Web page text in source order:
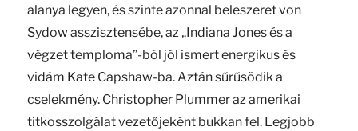
alanya legyen, és szinte azonnal beleszeret von
Sydow asszisztensébe, az „Indiana Jones és a
végzet temploma”-ból jól ismert energikus és
vidám Kate Capshaw-ba. Aztán sűrűsödik a
cselekmény. Christopher Plummer az amerikai
titkosszolgálat vezetőjeként bukkan fel. Legjobb